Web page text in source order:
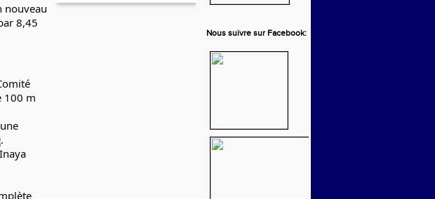
nouveau
8,45
100 m
.
Nous suivre sur Facebook: